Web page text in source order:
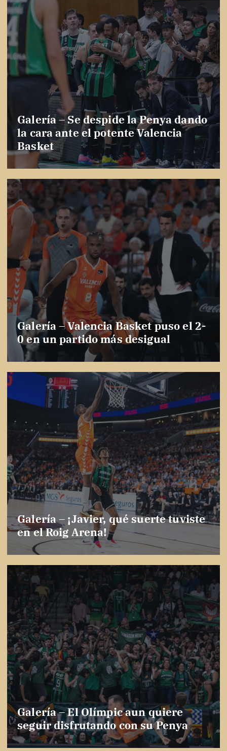
Galería – Se despide la Penya dando
la cara ante el potente Valencia
Basket
Galería – Valencia Basket puso el 2-
0 en un partido más desigual
Galería – ¡Javier, qué suerte tuviste
en el Roig Arena!
Galería – El Olímpic aun quiere
seguir disfrutando con su Penya